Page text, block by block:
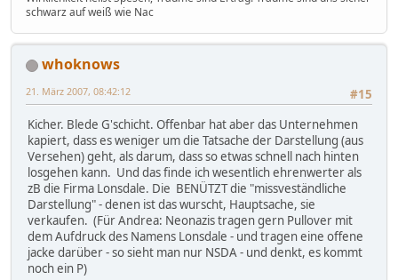
schwarz auf weiß wie Nac
whoknows
#15
21. März 2007, 08:42:12
Kicher. Blede G'schicht. Offenbar hat aber das Unternehmen
kapiert, dass es weniger um die Tatsache der Darstellung (aus
Versehen) geht, als darum, dass so etwas schnell nach hinten
losgehen kann. Und das finde ich wesentlich ehrenwerter als
zB die Firma Lonsdale. Die BENÜTZT die "missveständliche
Darstellung" - denen ist das wurscht, Hauptsache, sie
verkaufen. (Für Andrea: Neonazis tragen gern Pullover mit
dem Aufdruck des Namens Lonsdale - und tragen eine offene
jacke darüber - so sieht man nur NSDA - und denkt, es kommt
noch ein P)